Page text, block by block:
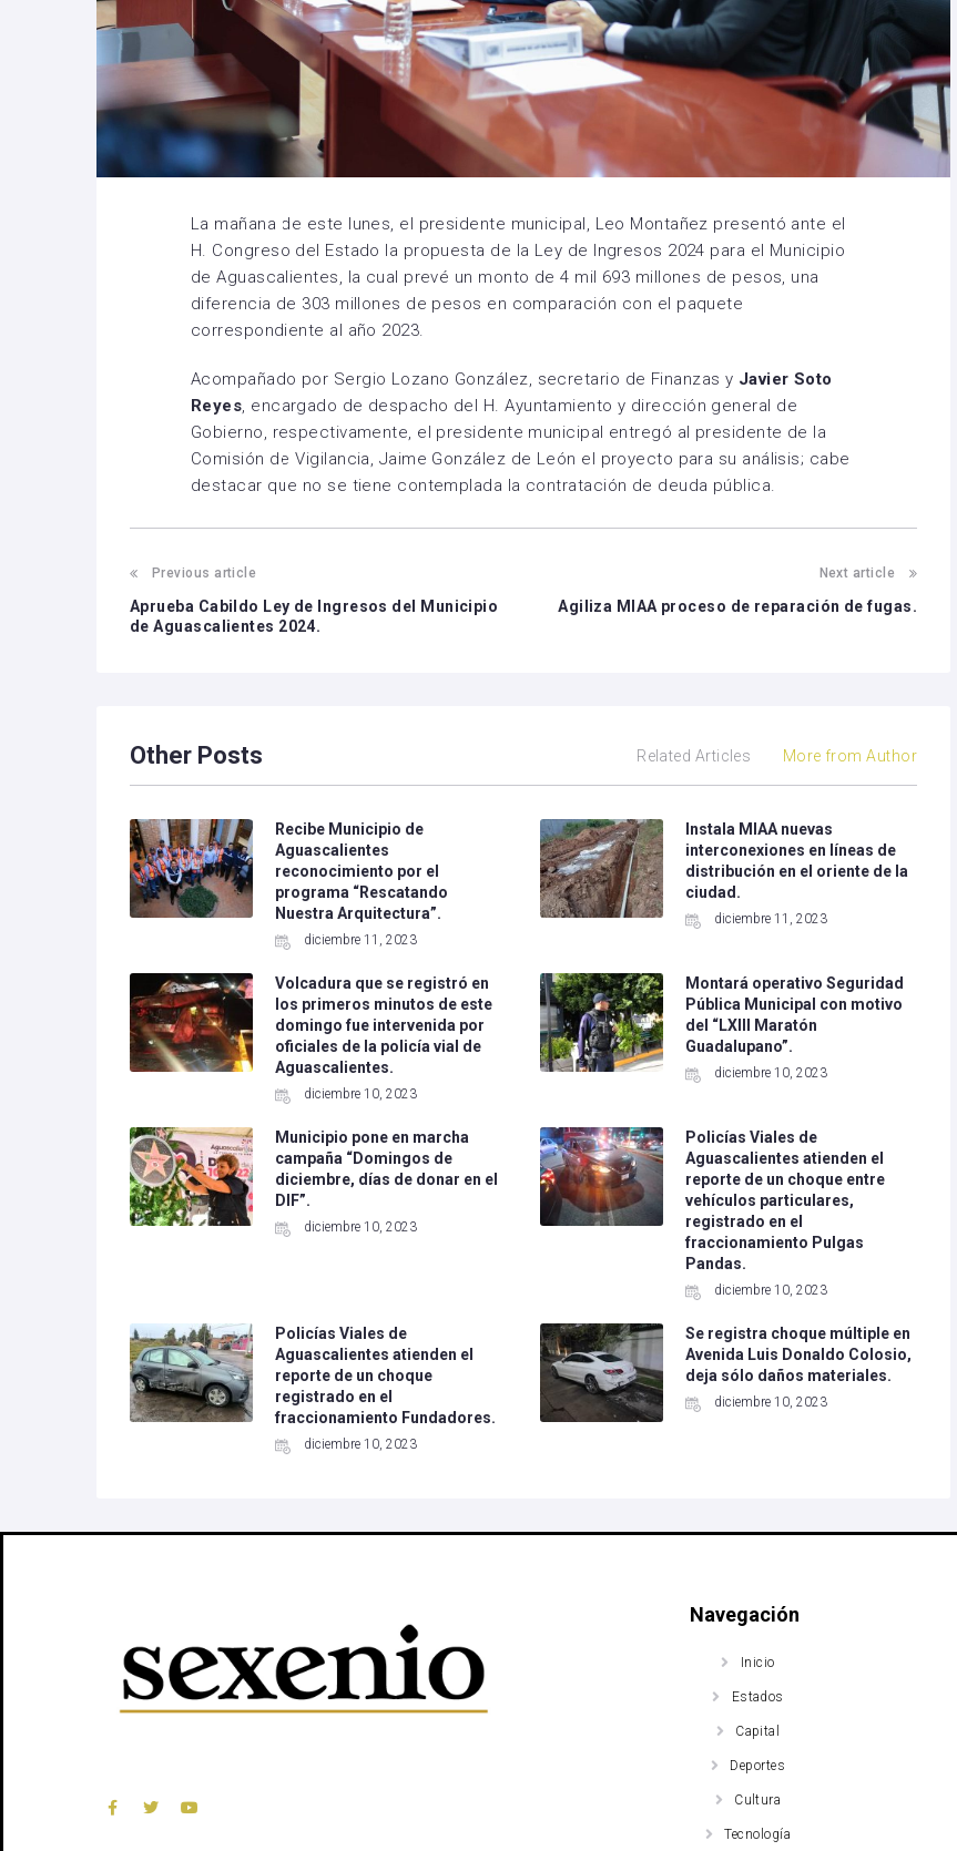
La mañana de este lunes, el presidente municipal, Leo Montañez presentó ante el
H. Congreso del Estado la propuesta de la Ley de Ingresos 2024 para el Municipio
de Aguascalientes, la cual prevé un monto de 4 mil 693 millones de pesos, una
diferencia de 303 millones de pesos en comparación con el paquete
correspondiente al año 2023.
Acompañado por Sergio Lozano González, secretario de Finanzas y Javier Soto
Reyes, encargado de despacho del H. Ayuntamiento y dirección general de
Gobierno, respectivamente, el presidente municipal entregó al presidente de la
Comisión de Vigilancia, Jaime González de León el proyecto para su análisis; cabe
destacar que no se tiene contemplada la contratación de deuda pública.
Previous article
Aprueba Cabildo Ley de Ingresos del Municipio
de Aguascalientes 2024.
Next article
Agiliza MIAA proceso de reparación de fugas.
Other Posts Related Articles More from Author
Recibe Municipio de
Aguascalientes
reconocimiento por el
programa “Rescatando
Nuestra Arquitectura”.
diciembre 11, 2023
Instala MIAA nuevas
interconexiones en líneas de
distribución en el oriente de la
ciudad.
diciembre 11, 2023
Volcadura que se registró en
los primeros minutos de este
domingo fue intervenida por
oficiales de la policía vial de
Aguascalientes.
diciembre 10, 2023
Montará operativo Seguridad
Pública Municipal con motivo
del “LXIII Maratón
Guadalupano”.
diciembre 10, 2023
Municipio pone en marcha
campaña “Domingos de
diciembre, días de donar en el
DIF”.
diciembre 10, 2023
Policías Viales de
Aguascalientes atienden el
reporte de un choque entre
vehículos particulares,
registrado en el
fraccionamiento Pulgas
Pandas.
diciembre 10, 2023
Policías Viales de
Aguascalientes atienden el
reporte de un choque
registrado en el
fraccionamiento Fundadores.
diciembre 10, 2023
Se registra choque múltiple en
Avenida Luis Donaldo Colosio,
deja sólo daños materiales.
diciembre 10, 2023
Navegación
Inicio
Estados
Capital
Deportes
Cultura
Tecnología